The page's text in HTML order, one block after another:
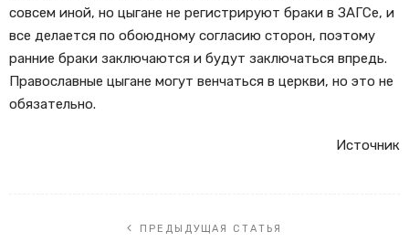
совсем иной, но цыгане не регистрируют браки в ЗАГСе, и
все делается по обоюдному согласию сторон, поэтому
ранние браки заключаются и будут заключаться впредь.
Православные цыгане могут венчаться в церкви, но это не
обязательно.
Источник
ПРЕДЫДУЩАЯ СТАТЬЯ